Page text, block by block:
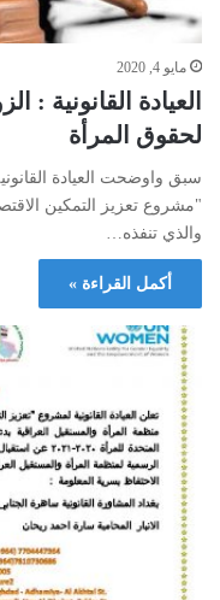
مايو 4, 2020
العيادة القانونية :
لحقوق المرأة
سبق واوضحت العيادة
"مشروع تعزيز التمكين
والذي تنفذه…
أكمل القراءة »